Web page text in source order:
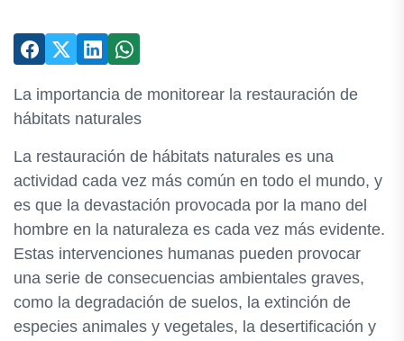
La importancia de monitorear la restauración de
hábitats naturales
La restauración de hábitats naturales es una
actividad cada vez más común en todo el mundo, y
es que la devastación provocada por la mano del
hombre en la naturaleza es cada vez más evidente.
Estas intervenciones humanas pueden provocar
una serie de consecuencias ambientales graves,
como la degradación de suelos, la extinción de
especies animales y vegetales, la desertificación y